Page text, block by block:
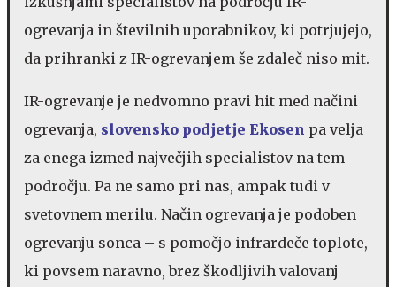
ogrevanja in številnih uporabnikov, ki potrjujejo,
da prihranki z IR-ogrevanjem še zdaleč niso mit.
IR-ogrevanje je nedvomno pravi hit med načini
ogrevanja, slovensko podjetje Ekosen pa velja
za enega izmed največjih specialistov na tem
področju. Pa ne samo pri nas, ampak tudi v
svetovnem merilu. Način ogrevanja je podoben
ogrevanju sonca – s pomočjo infrardeče toplote,
ki povsem naravno, brez škodljivih valovanj